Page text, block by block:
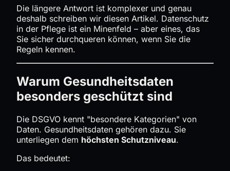
Die längere Antwort ist komplexer und genau
deshalb schreiben wir diesen Artikel. Datenschutz
in der Pflege ist ein Minenfeld – aber eines, das
Sie sicher durchqueren können, wenn Sie die
Regeln kennen.
Warum Gesundheitsdaten
besonders geschützt sind
Die DSGVO kennt "besondere Kategorien" von
Daten. Gesundheitsdaten gehören dazu. Sie
unterliegen dem höchsten Schutzniveau.
Das bedeutet: